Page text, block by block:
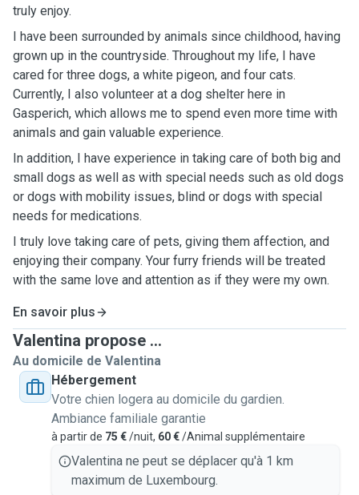
truly enjoy.
I have been surrounded by animals since childhood, having
grown up in the countryside. Throughout my life, I have
cared for three dogs, a white pigeon, and four cats.
Currently, I also volunteer at a dog shelter here in
Gasperich, which allows me to spend even more time with
animals and gain valuable experience.
In addition, I have experience in taking care of both big and
small dogs as well as with special needs such as old dogs
or dogs with mobility issues, blind or dogs with special
needs for medications.
I truly love taking care of pets, giving them affection, and
enjoying their company. Your furry friends will be treated
with the same love and attention as if they were my own.
En savoir plus
Valentina propose ...
Au domicile de Valentina
Hébergement
Votre chien logera au domicile du gardien.
Ambiance familiale garantie
à partir de 75 €/nuit, 60 €/Animal supplémentaire
Valentina ne peut se déplacer qu'à 1 km
maximum de Luxembourg.